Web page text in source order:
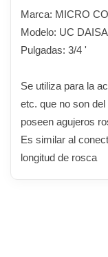
Marca: MICRO
Modelo: UC DAISA
Pulgadas: 3/4 '
Se utiliza para la
etc. que no son
poseen agujeros
Es similar al
longitud de rosca